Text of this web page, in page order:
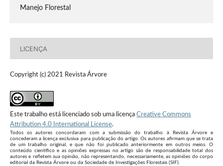
Manejo Florestal
LICENÇA
Copyright (c) 2021 Revista Árvore
Este trabalho está licenciado sob uma licença Creative Commons
Attribution 4.0 International License.
Todos os autores concordaram com a submissão do trabalho à Revista Árvore e
concederam a licença exclusiva para publicação do artigo. Os autores afirmam que se trata
de um trabalho original, e que não foi publicado anteriormente em outros meios. O
conteúdo científico e as opiniões expressas no artigo são de responsabilidade total dos
autores e refletem sua opinião, não representando, necessariamente, as opiniões do corpo
editorial da Revista Árvore ou da Sociedade de Investigações Florestais (SIF).